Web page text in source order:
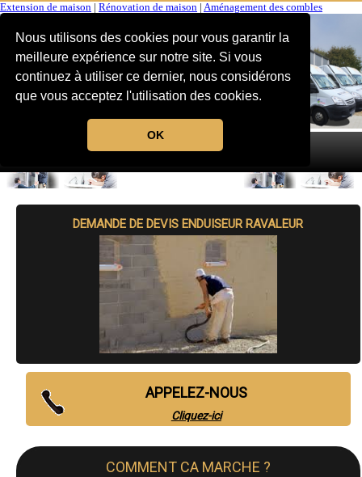
Nous utilisons des cookies pour vous garantir la
meilleure expérience sur notre site. Si vous
continuez à utiliser ce dernier, nous considérons
que vous acceptez l'utilisation des cookies.
OK
Extension de maison Rénovation de maison Aménagement des combles
MENU
DEMANDE DE DEVIS ENDUISEUR RAVALEUR
APPELEZ-NOUS
Cliquez-ici
COMMENT CA MARCHE ?